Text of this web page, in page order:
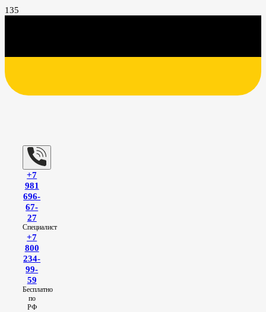
+7
981
696-
67-
27
Специалист
+7
800
234-
99-
59
Бесплатно
по
РФ